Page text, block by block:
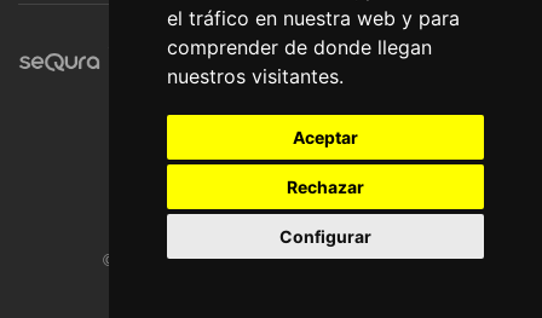
el tráfico en nuestra web y para
comprender de donde llegan
nuestros visitantes.
Aceptar
Rechazar
Configurar
© Pronorte Sonido SL. Todos los derechos reservados.